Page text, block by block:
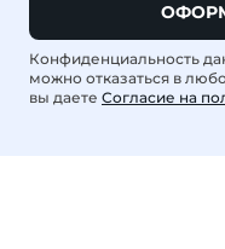
Конфиденциальность
можно отказаться в
вы даете Согласие на